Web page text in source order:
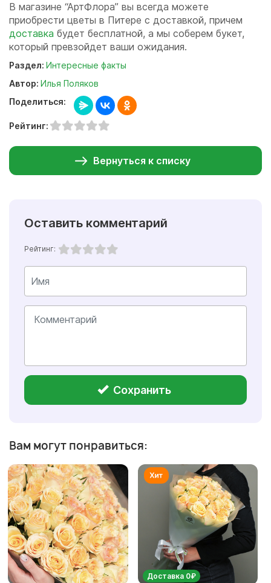
В магазине “АртФлора” вы всегда можете
приобрести цветы в Питере с доставкой, причем
доставка будет бесплатной, а мы соберем букет,
который превзойдет ваши ожидания.
Раздел: Интересные факты
Автор: Илья Поляков
Поделиться:
Рейтинг:
Вернуться к списку
Оставить комментарий
Рейтинг:
Сохранить
Вам могут понравиться:
Доставка 0₽